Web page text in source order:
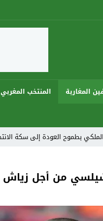
المغاربة المنتخب المغربي
إلى سكة الانتصارات
من أجل زياش